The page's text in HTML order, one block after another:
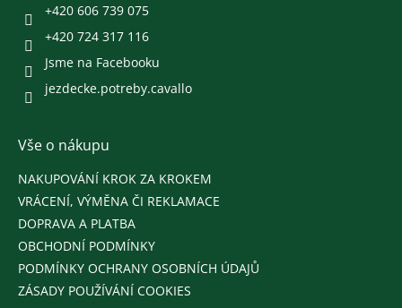
+420 606 739 075
+420 724 317 116
Jsme na Facebooku
jezdecke.potreby.cavallo
Vše o nákupu
NAKUPOVÁNÍ KROK ZA KROKEM
VRÁCENÍ, VÝMĚNA ČI REKLAMACE
DOPRAVA A PLATBA
OBCHODNÍ PODMÍNKY
PODMÍNKY OCHRANY OSOBNÍCH ÚDAJŮ
ZÁSADY POUŽÍVÁNÍ COOKIES